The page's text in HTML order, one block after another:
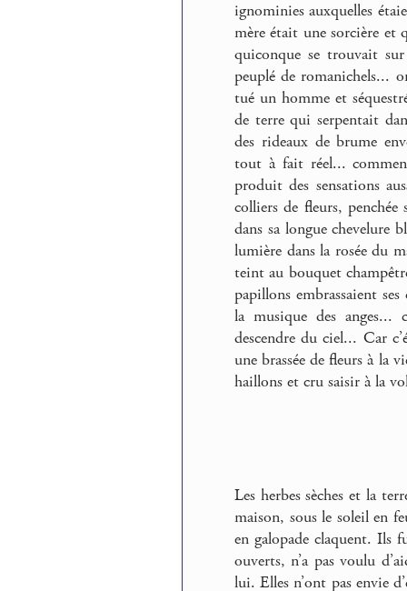
ignominies auxquelles
mère était une sorcière et
quiconque se trouvait
peuplé de romanichels...
tué un homme et
de terre qui serpentait
des rideaux de brume
tout à fait réel...
produit des sensations
colliers de fleurs,
dans sa longue chevelure
lumière dans la rosée du
teint au bouquet
papillons embrassaient
la musique des anges...
descendre du ciel... Car
une brassée de fleurs à la
haillons et cru saisir à la
Les herbes sèches et la
maison, sous le soleil en
en galopade claquent. Ils
ouverts, n’a pas voulu
lui. Elles n’ont pas envie